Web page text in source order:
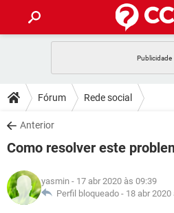
CELULAR
OUTLOOK
INSTAGRAM
GUIA DE COMPRAS
DICAS
JOGOS
INSTAGRAM
GUIA DE COMPRAS
DOWNLOADS
JOGOS
CELULAR
OUTLOOK
JOGOS
CELULAR
GLOSSÁRIO
Fórum Rede social
Anterior
Como resolver este
yasmin - 17 abr 2020 às 09:39
Perfil bloqueado - 18 abr 2020